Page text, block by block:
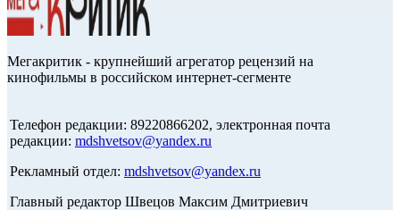
Мегакритик - крупнейший агрегатор рецензий на
кинофильмы в российском интернет-сегменте
Телефон редакции: 89220866202, электронная почта
редакции: mdshvetsov@yandex.ru
Рекламный отдел: mdshvetsov@yandex.ru
Главный редактор Швецов Максим Дмитриевич